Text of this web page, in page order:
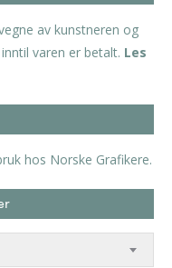
av kunstneren og
varen er betalt. Les
hos Norske Grafikere.